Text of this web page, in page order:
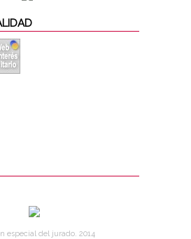
especial del jurado. 2014